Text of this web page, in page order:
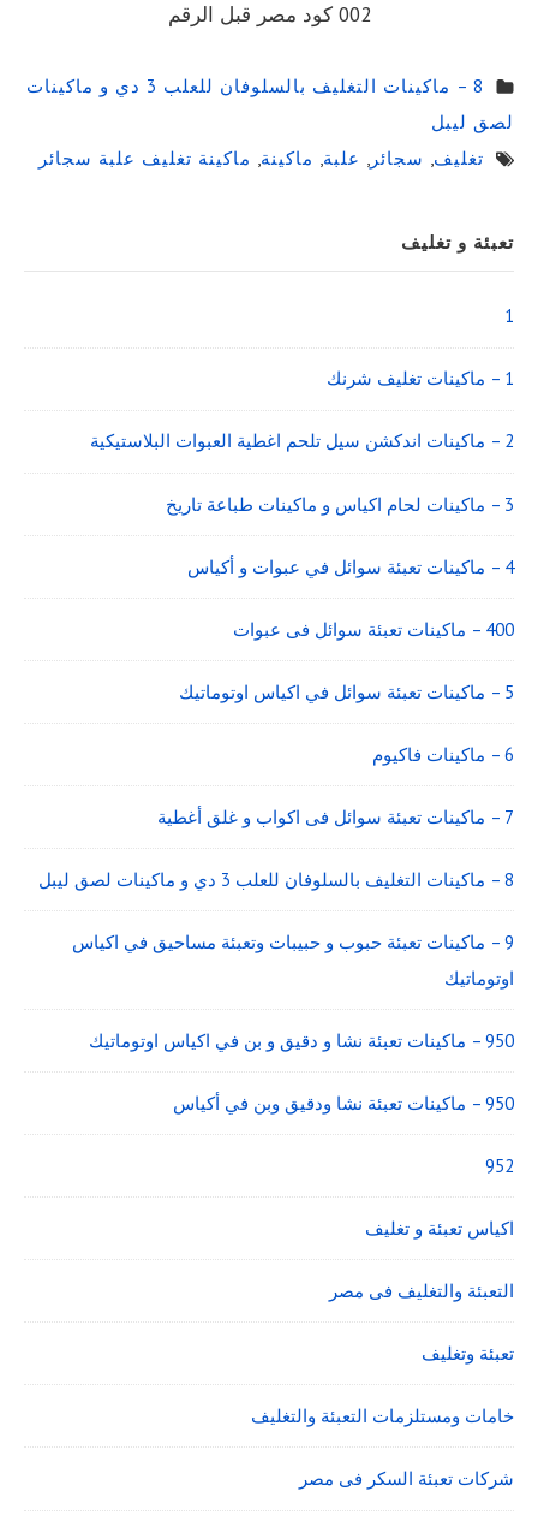
002 كود مصر قبل الرقم
8 – ماكينات التغليف بالسلوفان للعلب 3 دي و ماكينات
لصق ليبل
تغليف, سجائر , علبة, ماكينة, ماكينة تغليف علبة سجائر
Sidebar
Widget
Area
تعبئة و تغليف
1
1 – ماكينات تغليف شرنك
2 – ماكينات اندكشن سيل تلحم اغطية العبوات البلاستيكية
3 – ماكينات لحام اكياس و ماكينات طباعة تاريخ
4 – ماكينات تعبئة سوائل في عبوات و أكياس
400 – ماكينات تعبئة سوائل فى عبوات
5 – ماكينات تعبئة سوائل في اكياس اوتوماتيك
6 – ماكينات فاكيوم
7 – ماكينات تعبئة سوائل فى اكواب و غلق أغطية
8 – ماكينات التغليف بالسلوفان للعلب 3 دي و ماكينات لصق ليبل
9 – ماكينات تعبئة حبوب و حبيبات وتعبئة مساحيق في اكياس
اوتوماتيك
950 – ماكينات تعبئة نشا و دقيق و بن في اكياس اوتوماتيك
950 – ماكينات تعبئة نشا ودقيق وبن في أكياس
952
اكياس تعبئة و تغليف
التعبئة والتغليف فى مصر
تعبئة وتغليف
خامات ومستلزمات التعبئة والتغليف
شركات تعبئة السكر فى مصر